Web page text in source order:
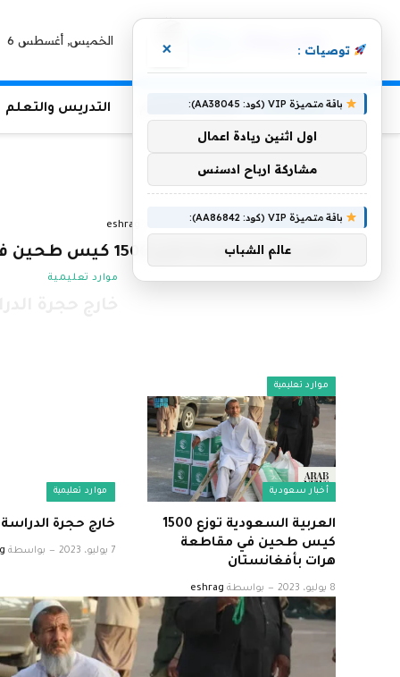
الخميس, أغسطس 6
الرئيسية منوعات التعليم التدريس والتعلم
أخبار سعودية
أخبار سعودية 8 يوليو، 2023 eshrag
العربية السعودية توزع 1500 كيس طحين في مقاطعة هرات بأفغانستان
موارد تعليمية
موارد تعليمية
أخبار سعودية
العربية السعودية توزع 1500
كيس طحين في مقاطعة
هرات بأفغانستان
8 يوليو، 2023 بواسطة eshrag
موارد تعليمية
خارج حجرة الدراسة
7 يوليو، 2023 بواسطة
توصيات : ×
باقة متميزة VIP (كود: AA38045):
اول اثنين ريادة اعمال
مشاركة ارباح ادسنس
باقة متميزة VIP (كود: AA86842):
عالم الشباب